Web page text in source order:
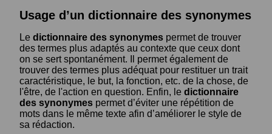
Usage d’un dictionnaire des synonymes
Le dictionnaire des synonymes permet de trouver
des termes plus adaptés au contexte que ceux dont
on se sert spontanément. Il permet également de
trouver des termes plus adéquat pour restituer un trait
caractéristique, le but, la fonction, etc. de la chose, de
l'être, de l'action en question. Enfin, le dictionnaire
des synonymes permet d’éviter une répétition de
mots dans le même texte afin d’améliorer le style de
sa rédaction.